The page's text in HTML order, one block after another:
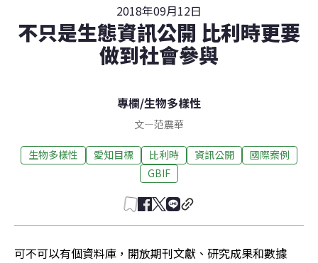
2018年09月12日
不只是生態資訊公開 比利時更要
做到社會參與
專欄/生物多樣性
文—范震華
生物多樣性 愛知目標 比利時 資訊公開
國際案例
GBIF
可不可以有個資料庫，開放期刊文獻、研究成果和數據